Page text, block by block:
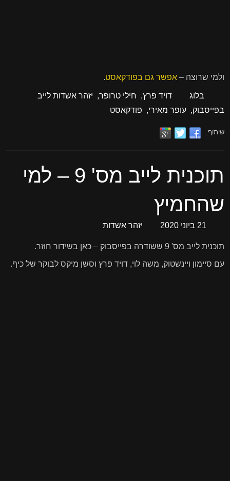
ולמי שרוצה –אפשר גם בפודקאסט.
בלוג דויד פרץ, חילי טרופר, יזהר אשדות לייב
בפייסבוק, עופר מאירי, פודקאסט
שיתוף:
תוכנית לייב מס' 9 – למי
שהחמיץ
21 ביוני 2020 יזהר אשדות
תוכנית לייב מס' 9 ששודרה בפייסבוק – כאן בשידור חוזר.
עם סיימון ויינשטוק, משה לוי, דויד פרץ וסשן מיקס לבוקר של כיף.